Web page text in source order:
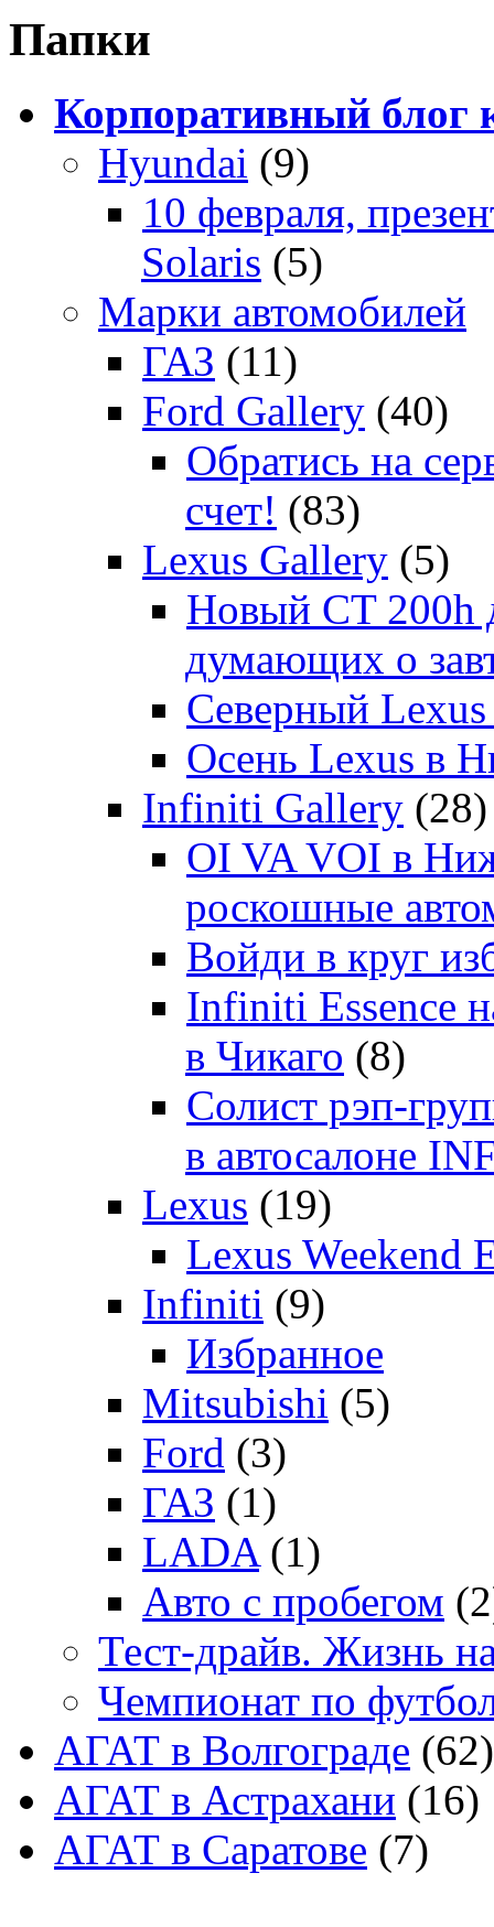
Папки
Корпоративный
Hyundai (9)
10 февраля,
Solaris (5)
Марки автомобилей
ГАЗ (11)
Ford Gallery (40)
Обратись на
счет! (83)
Lexus Gallery (5)
Новый CT 200h
думающих о
Северный Lexus
Осень Lexus в
Infiniti Gallery (28)
OI VA VOI в
роскошные
Войди в круг
Infiniti Essence
в Чикаго (8)
Солист рэп-
в автосалоне
Lexus (19)
Lexus Weekend
Infiniti (9)
Избранное
Mitsubishi (5)
Ford (3)
ГАЗ (1)
LADA (1)
Авто с пробегом
Тест-драйв. Жизнь
Чемпионат по
АГАТ в Волгограде (62)
АГАТ в Астрахани (16)
АГАТ в Саратове (7)